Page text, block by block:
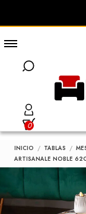
0
INICIO TABLAS
ARTISANALE NOBLE